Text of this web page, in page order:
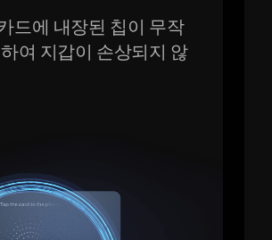
드에 내장된 칩이 무작
여 지갑이 손상되지 않